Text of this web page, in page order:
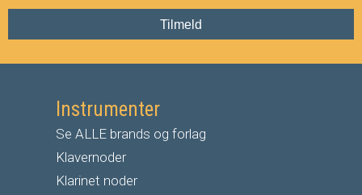
Tilmeld
Instrumenter
Se ALLE brands og forlag
Klavernoder
Klarinet noder